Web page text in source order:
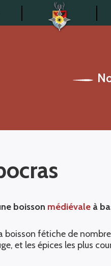
Accueil
boisson médiévale à
boisson fétiche de
et les épices les plus